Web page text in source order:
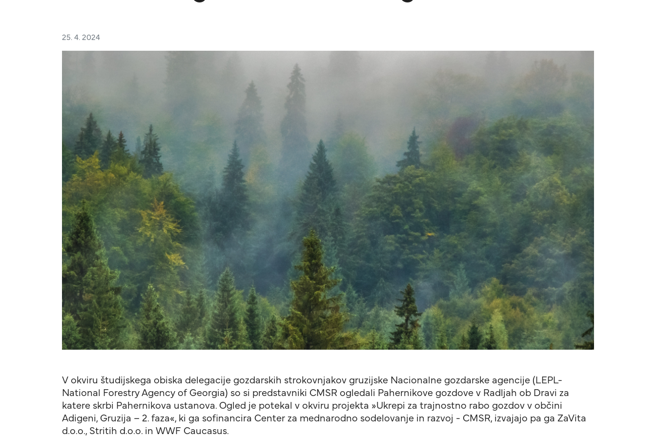
25. 4. 2024
V okviru študijskega obiska delegacije gozdarskih strokovnjakov gruzijske Nacionalne gozdarske agencije (LEPL-
National Forestry Agency of Georgia) so si predstavniki CMSR ogledali Pahernikove gozdove v Radljah ob Dravi za
katere skrbi Pahernikova ustanova. Ogled je potekal v okviru projekta »Ukrepi za trajnostno rabo gozdov v občini
Adigeni, Gruzija – 2. faza«, ki ga sofinancira Center za mednarodno sodelovanje in razvoj - CMSR, izvajajo pa ga ZaVita
d.o.o., Stritih d.o.o. in WWF Caucasus.